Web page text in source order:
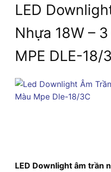
LED
Nhựa 18W –
MPE DLE-18/
LED Downlight âm trần